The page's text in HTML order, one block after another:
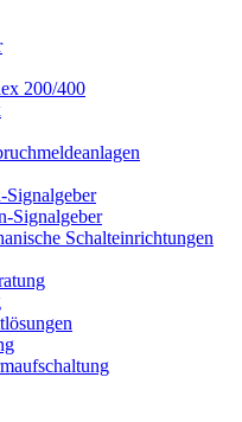
200/400
Signalgeber
Signalgeber
Schalteinrichtungen